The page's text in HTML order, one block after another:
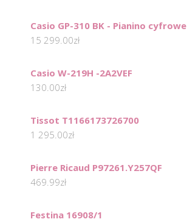
Casio GP-310 BK - Pianino cyfrowe
15 299.00zł
Casio W-219H -2A2VEF
130.00zł
Tissot T1166173726700
1 295.00zł
Pierre Ricaud P97261.Y257QF
469.99zł
Festina 16908/1